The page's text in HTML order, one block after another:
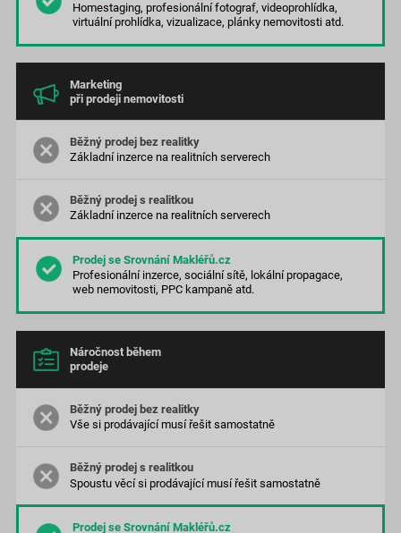
Homestaging, profesionální fotograf, videoprohlídka,
virtuální prohlídka, vizualizace, plánky nemovitosti atd.
Marketing
při prodeji nemovitosti
Základní inzerce na realitních serverech
Základní inzerce na realitních serverech
Profesionální inzerce, sociální sítě, lokální propagace,
web nemovitosti, PPC kampaně atd.
Náročnost během
prodeje
Vše si prodávající musí řešit samostatně
Spoustu věcí si prodávající musí řešit samostatně